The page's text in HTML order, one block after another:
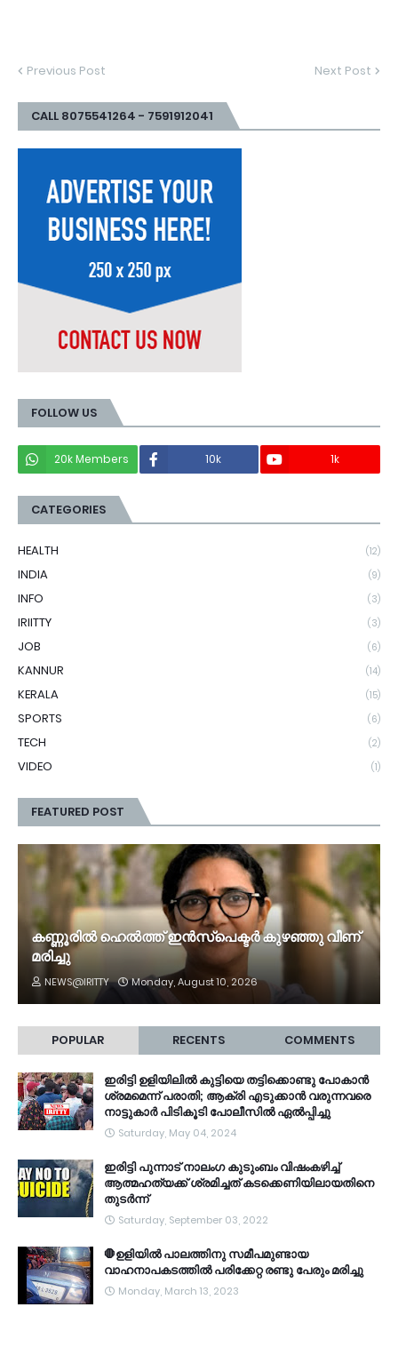
Previous Post Next Post
CALL 8075541264 - 7591912041
FOLLOW US
20k Members 10k 1k
CATEGORIES
HEALTH (12)
INDIA (9)
INFO (3)
IRIITTY (3)
JOB (6)
KANNUR (14)
KERALA (15)
SPORTS (6)
TECH (2)
VIDEO (1)
FEATURED POST
കണ്ണൂരിൽ ഹെൽത്ത്‌ ഇൻസ്‌പെക്ടർ കുഴഞ്ഞു വീണ്
മരിച്ചു
NEWS@IRITTY Monday, August 10, 2026
POPULAR RECENTS COMMENTS
ഇരിട്ടി ഉളിയിലിൽ കുട്ടിയെ തട്ടിക്കൊണ്ടു പോകാൻ
ശ്രമമെന്ന് പരാതി; ആക്രി എടുക്കാൻ വരുന്നവരെ
നാട്ടുകാർ പിടികൂടി പോലീസിൽ ഏൽപ്പിച്ചു
Saturday, May 04, 2024
ഇരിട്ടി പുന്നാട് നാലംഗ കുടുംബം വിഷംകഴിച്ച്‌
ആത്മഹത്യക്ക് ശ്രമിച്ചത് കടക്കെണിയിലായതിനെ
തുടർന്ന്
Saturday, September 03, 2022
🛑ഉളിയിൽ പാലത്തിനു സമീപമുണ്ടായ
വാഹനാപകടത്തിൽ പരിക്കേറ്റ രണ്ടു പേരും മരിച്ചു
Monday, March 13, 2023